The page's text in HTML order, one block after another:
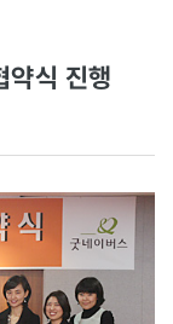
약식 진행